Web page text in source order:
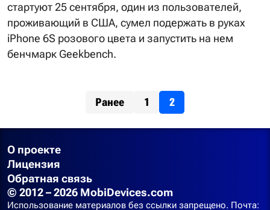
стартуют 25 сентября, один из пользователей,
проживающий в США, сумел подержать в руках
iPhone 6S розового цвета и запустить на нем
бенчмарк Geekbench.
Ранее 1 2
О проекте
Лицензия
Обратная связь
© 2012 – 2026 MobiDevices.com
Использование материалов без ссылки запрещено. Почта: